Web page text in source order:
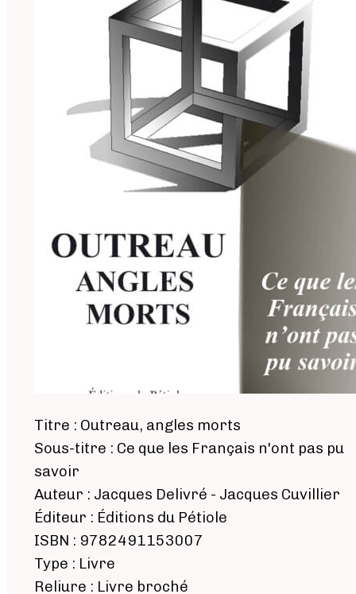
Titre : Outreau, angles morts
Sous-titre : Ce que les Français n'ont pas pu
savoir
Auteur : Jacques Delivré - Jacques Cuvillier
Éditeur : Éditions du Pétiole
ISBN : 9782491153007
Type : Livre
Reliure : Livre broché